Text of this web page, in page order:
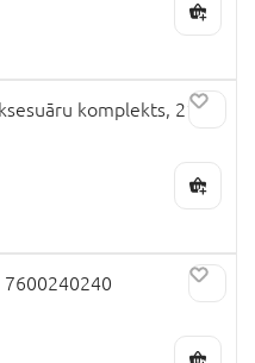
komplekts, 21
7600240240